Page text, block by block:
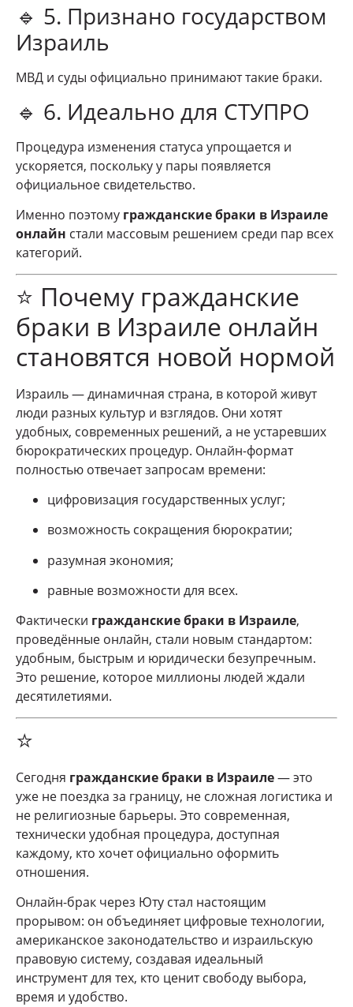
🔹 5. Признано государством
Израиль
МВД и суды официально принимают такие браки.
🔹 6. Идеально для СТУПРО
Процедура изменения статуса упрощается и
ускоряется, поскольку у пары появляется
официальное свидетельство.
Именно поэтому гражданские браки в Израиле
онлайн стали массовым решением среди пар всех
категорий.
⭐ Почему гражданские
браки в Израиле онлайн
становятся новой нормой
Израиль — динамичная страна, в которой живут
люди разных культур и взглядов. Они хотят
удобных, современных решений, а не устаревших
бюрократических процедур. Онлайн-формат
полностью отвечает запросам времени:
цифровизация государственных услуг;
возможность сокращения бюрократии;
разумная экономия;
равные возможности для всех.
Фактически гражданские браки в Израиле,
проведённые онлайн, стали новым стандартом:
удобным, быстрым и юридически безупречным.
Это решение, которое миллионы людей ждали
десятилетиями.
⭐
Сегодня гражданские браки в Израиле— это
уже не поездка за границу, не сложная логистика и
не религиозные барьеры. Это современная,
технически удобная процедура, доступная
каждому, кто хочет официально оформить
отношения.
Онлайн-брак через Юту стал настоящим
прорывом: он объединяет цифровые технологии,
американское законодательство и израильскую
правовую систему, создавая идеальный
инструмент для тех, кто ценит свободу выбора,
время и удобство.